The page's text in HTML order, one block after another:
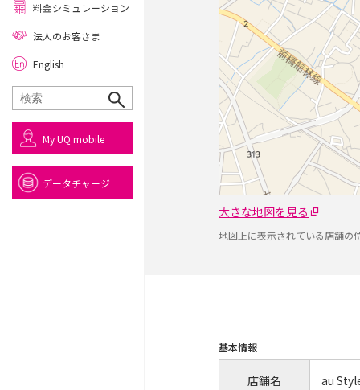
大きな地図を見る
地図上に表示されている店舗の
基本情報
店舗名 au
料金シミュレーション
法人のお客さま
English
My UQ mobile
データチャージ